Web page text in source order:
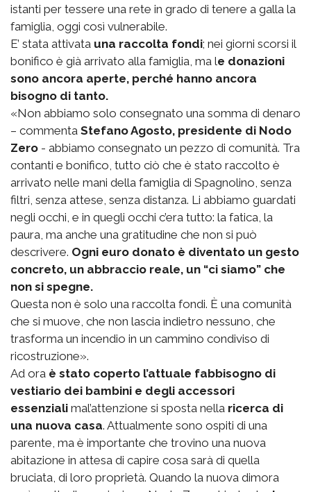
istanti per tessere una rete in grado di tenere a galla la
famiglia, oggi così vulnerabile.
E’ stata attivata una raccolta fondi; nei giorni scorsi il
bonifico è già arrivato alla famiglia, ma le donazioni
sono ancora aperte, perché hanno ancora
bisogno di tanto.
«Non abbiamo solo consegnato una somma di denaro
– commenta Stefano Agosto, presidente di Nodo
Zero - abbiamo consegnato un pezzo di comunità. Tra
contanti e bonifico, tutto ciò che è stato raccolto è
arrivato nelle mani della famiglia di Spagnolino, senza
filtri, senza attese, senza distanza. Li abbiamo guardati
negli occhi, e in quegli occhi c’era tutto: la fatica, la
paura, ma anche una gratitudine che non si può
descrivere. Ogni euro donato è diventato un gesto
concreto, un abbraccio reale, un “ci siamo” che
non si spegne.
Questa non è solo una raccolta fondi. È una comunità
che si muove, che non lascia indietro nessuno, che
trasforma un incendio in un cammino condiviso di
ricostruzione».
Ad ora è stato coperto l’attuale fabbisogno di
vestiario dei bambini e degli accessori
essenziali mal’attenzione si sposta nella ricerca di
una nuova casa. Attualmente sono ospiti di una
parente, ma è importante che trovino una nuova
abitazione in attesa di capire cosa sarà di quella
bruciata, di loro proprietà. Quando la nuova dimora